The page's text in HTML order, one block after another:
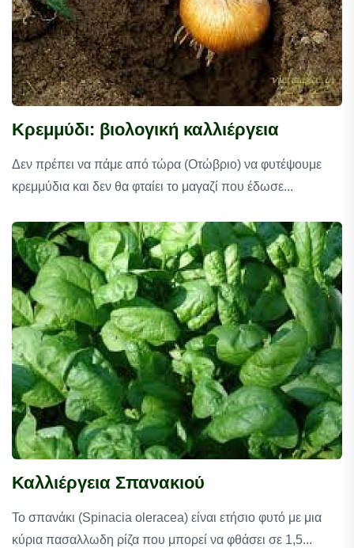
Κρεμμύδι: βιολογική καλλιέργεια
Δεν πρέπει να πάμε από τώρα (Οτώβριο) να φυτέψουμε
κρεμμύδια και δεν θα φταίει το μαγαζί που έδωσε...
Καλλιέργεια Σπανακιού
Το σπανάκι (Spinacia oleracea) είναι ετήσιο φυτό με μια
κύρια πασαλλωδη ρίζα που μπορεί να φθάσει σε 1,5...